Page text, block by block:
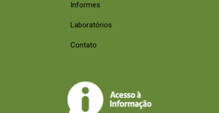
Informes
Laboratórios
Contato